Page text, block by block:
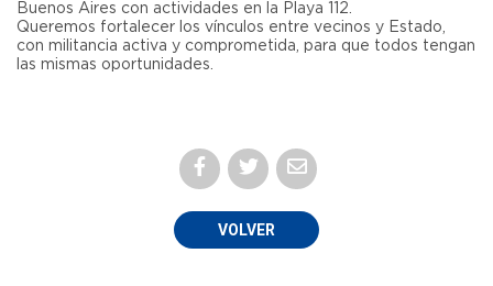
Buenos Aires con actividades en la Playa 112.
Queremos fortalecer los vínculos entre vecinos y Estado,
con militancia activa y comprometida, para que todos tengan
las mismas oportunidades.
VOLVER